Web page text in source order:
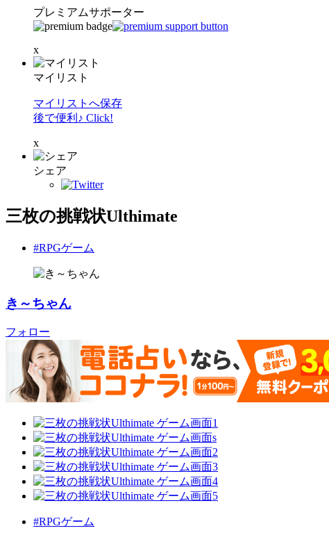
プレミアムサポーター
x
マイリスト
マイリストへ保存
後で便利♪ Click!
x
シェア
三枚の挑戦状Ulthimate
#RPGゲーム
き～ちゃん
フォロー
#RPGゲーム